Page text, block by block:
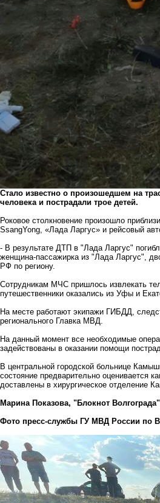
Стало известно о произошедшем на
человека и пострадали трое детей.
Роковое столкновение произошло
SsangYong, «Лада Ларгус» и рейсовый
- В результате ДТП в "Лада Ларгус"
женщина-пассажирка из "Лада Ларгус",
РФ по региону.
Сотрудникам МЧС пришлось извлекать
путешественники оказались из Уфы и
На месте работают экипажи ГИБДД,
регионального Главка МВД.
На данный момент все необходимые
задействованы в оказании помощи
В центральной городской больнице
состояние предварительно оценивается
доставлены в хирургическое отделение
Марина Показова, "Блокнот Волгограда"
Фото пресс-службы ГУ МВД России по